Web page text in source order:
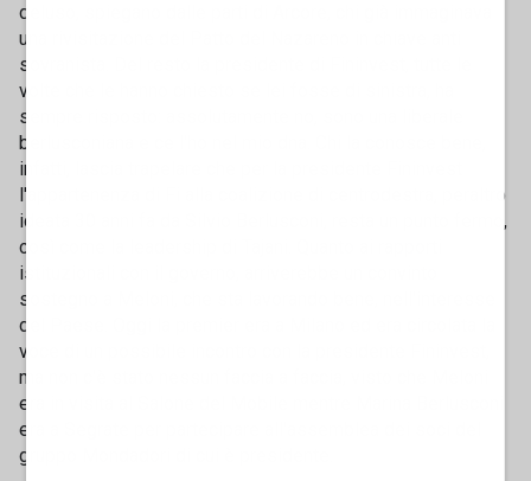
deluso, spiegano dalle parti di Arcore, chi già immaginava
una rivisitazione del Patto del Nazareno in chiave anti
sovranista. Del resto la presidente di Fininvest, tutte le
volte che le hanno chiesto se lei fosse di sinistra, ha
sempre risposto: assolutamente no, sono una liberale
berlusconiana e ce l'ho nel mio dna. Chi la conosce bene,
infatti, lascia trapelare che per la presidente Fininvest
l'appartenenza di Fi alla coalizione di centrodestra, peraltro
ideata 30 anni fa da Silvio Berlusconi, resta un punto fermo,
così come la leadership di Tajani. Quanto ai rapporti
istituzionali con il governo, arriverebbe un convinto
sostegno a Meloni, che sta lavorando bene, nell'interesse
del Paese. Oggi la premier era a Milano ed era circolata la
voce di un possibile incontro con la presidente Fininvest,
ma non c'è stato nessun faccia a faccia, visto che Meloni
era in visita al Salone del Mobile mentre Marina Berlusconi
era a Segrate per partecipare all'assemblea dei soci del
gruppo Mondadori di cui è presidente.